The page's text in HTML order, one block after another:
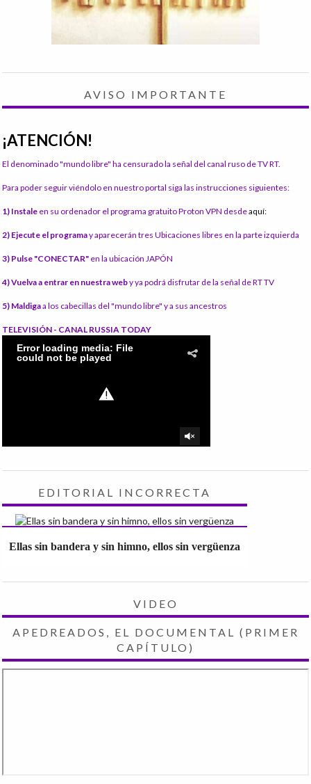
AVISO IMPORTANTE
¡ATENCIÓN!
El denominado "mundo libre" ha censurado la señal del canal ruso de TV RT.
Para poder seguir viéndolo en nuestro portal siga las instrucciones siguientes:
1) Instale en su ordenador el programa gratuito Proton VPN desdeaquí:
2) Ejecute el programay aparecerán tres Ubicaciones libres en la parte izquierda
3) Pulse "CONECTAR" en la ubicación JAPÓN
4) Vuelva a entrar en nuestra weby ya podrá disfrutar de la señal de RT TV
5) Maldigaa los cabecillas del "mundo libre" y a sus ancestros
TELEVISIÓN - CANAL RUSSIA TODAY
EDITORIAL INCORRECTA
Ellas sin bandera y sin himno, ellos sin vergüenza
VIDEO
APEDREADOS, EL DOCUMENTAL (PRIMER
CAPÍTULO)